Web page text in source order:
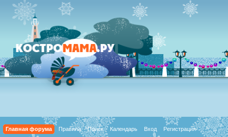
Главная форума Правила Поиск Календарь Вход Регистрация